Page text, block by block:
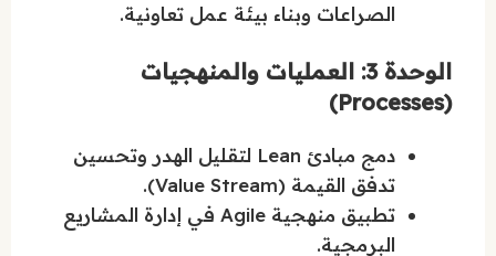
الصراعات وبناء بيئة عمل تعاونية.
الوحدة 3: العمليات والمنهجيات
(Processes)
دمج مبادئ Lean لتقليل الهدر وتحسين
تدفق القيمة (Value Stream).
تطبيق منهجية Agile في إدارة المشاريع
البرمجية.